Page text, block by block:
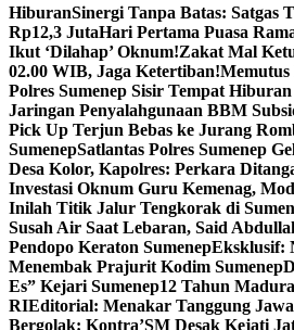
HiburanSinergi Tanpa Batas: Satgas
Rp12,3 JutaHari Pertama Puasa
Ikut ‘Dilahap’ Oknum!Zakat Mal
02.00 WIB, Jaga Ketertiban!Memutus
Polres Sumenep Sisir Tempat
Jaringan Penyalahgunaan BBM
Pick Up Terjun Bebas ke Jurang
SumenepSatlantas Polres Sumenep
Desa Kolor, Kapolres: Perkara
Investasi Oknum Guru Kemenag,
Inilah Titik Jalur Tengkorak di
Susah Air Saat Lebaran, Said
Pendopo Keraton SumenepEksklusif:
Menembak Prajurit Kodim Sumenep
Es” Kejari Sumenep12 Tahun
RIEditorial: Menakar Tanggung
Bergolak: Kontra’SM Desak Kejati